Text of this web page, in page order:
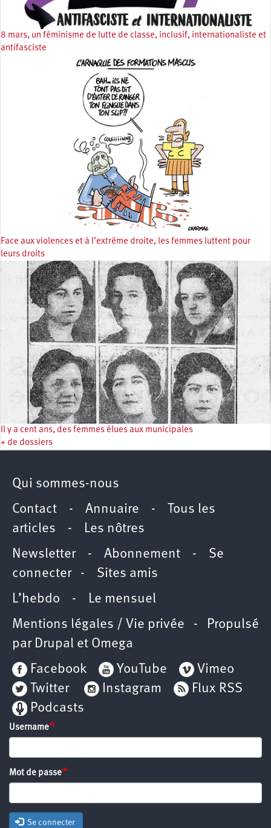
8 mars, un féminisme de lutte de classe, inclusif, internationaliste et
antifasciste
Face aux violences et à l’extrême droite, les femmes luttent pour
leurs droits
Il y a cent ans, des femmes élues aux municipales
+ de dossiers
Qui sommes-nous
Contact - Annuaire -
Tous les
articles - Les nôtres
Newsletter- Abonnement - Se
connecter- Sites amis
L’hebdo - Le mensuel
Mentions légales / Vie privée - Propulsé
par Drupal et Omega
Facebook
YouTube
Vimeo
Twitter
Instagram
Flux RSS
Podcasts
Username
Mot de passe
Se connecter